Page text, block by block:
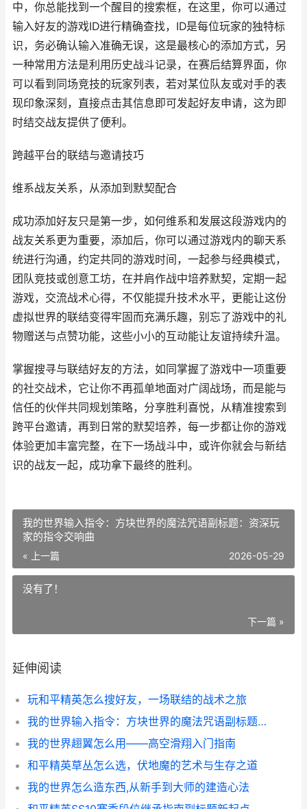
中，你总能找到一个醒目的搜索框，在这里，你可以通过
输入好友的游戏ID进行精确查找，ID是每位玩家的独特标
识，务必确认输入准确无误，这是最核心的添加方式，另
一种常用方法是利用历史战斗记录，在赛后结算界面，你
可以看到同场竞技的玩家列表，若对某位队友或对手的表
现印象深刻，直接点击其信息即可发起好友申请，这为即
时结交战友提供了便利。
跨越平台的联结与邀请技巧
维系战友关系，从添加到默契配合
成功添加好友只是第一步，如何维系和发展这段游戏内的
战友关系更为重要，添加后，你可以通过游戏内的聊天系
统进行沟通，约定共同的游戏时间，一起参与经典模式，
团队竞技或创意工坊，在并肩作战中培养默契，定期一起
游戏，交流战术心得，不仅能提升技术水平，更能让这份
虚拟世界的联结变得牢固而充满乐趣，别忘了游戏中的礼
物赠送与点赞功能，这些小小的互动能让友谊持续升温。
掌握搜寻与联结好友的方法，如同掌握了游戏中一项重要
的社交战术，它让你不再孤单地面对广阔战场，而是能与
信任的伙伴共同规划策略，分享胜利喜悦，从精准搜索到
跨平台邀请，再到日常的默契培养，每一步都让你的游戏
体验更加丰富完整，在下一场战斗中，或许你就会与新结
识的战友一起，成功拿下最终的胜利。
我的世界输入指令：方块世界的魔法咒语副标题：资深玩
家的指令交响曲
« 上一篇 2026-05-29
没有了！
下一篇 »
延伸阅读
玩和平精英怎么搜好友，一场联结的战术之旅
我的世界输入指令：方块世界的魔法咒语副标题：资深玩家的指令交响曲
我的世界趐翼怎么用——高空滑翔入门指南
和平精英草丛怎么选，伏地魔的艺术与生存之道
我的世界怎么造东西,从新手到大师的建造心法